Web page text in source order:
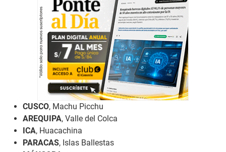
CUSCO, Machu Picchu
AREQUIPA, Valle del Colca
ICA, Huacachina
PARACAS, Islas Ballestas